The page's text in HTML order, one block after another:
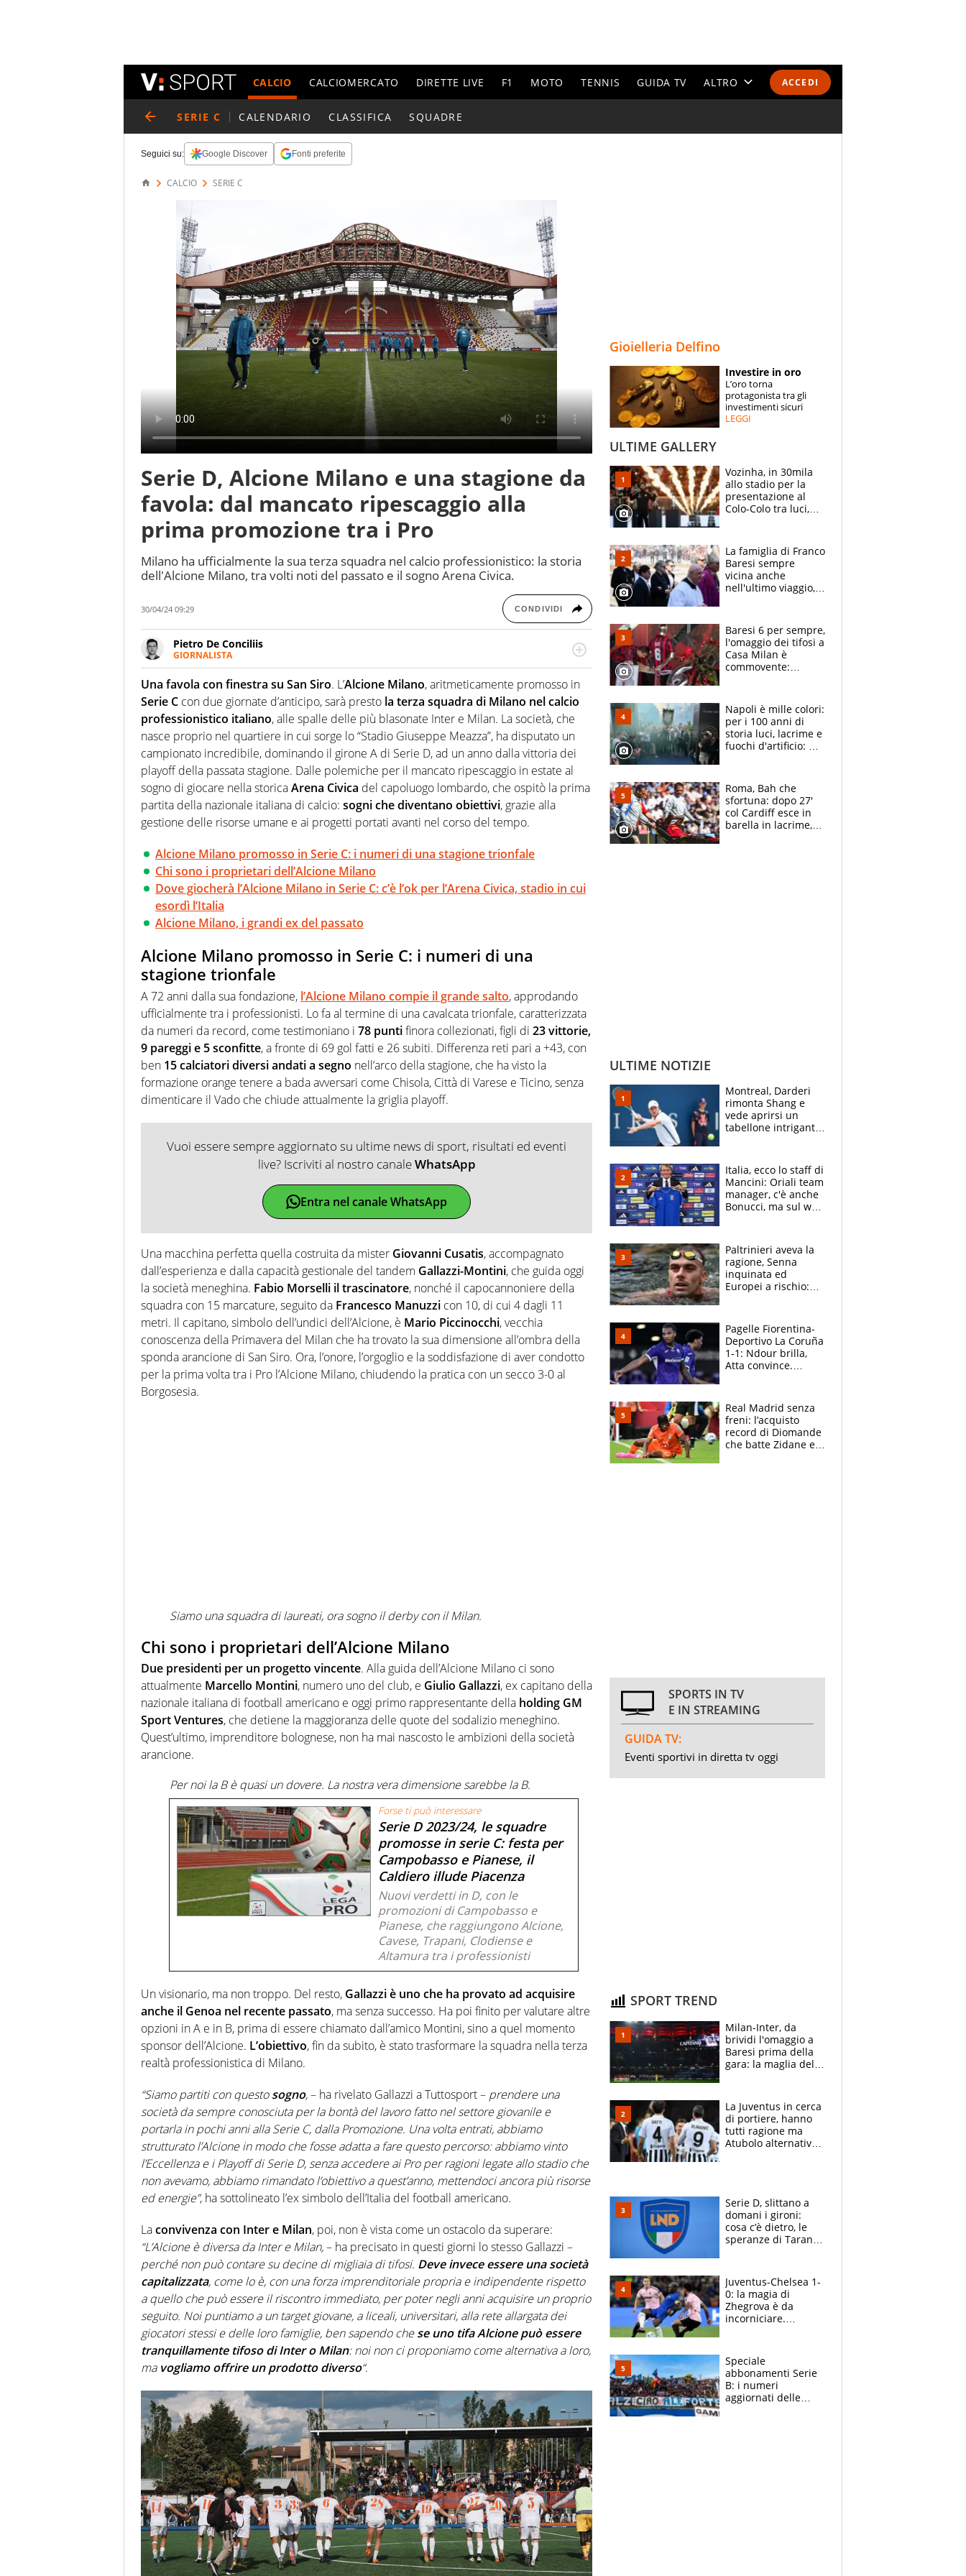
ACCEDI
CALCIO CALCIOMERCATO DIRETTE LIVE F1 MOTO TENNIS GUIDA TV ALTRO
ESPERTI
CONTATTI
SERIE C CALENDARIO CLASSIFICA SQUADRE
Seguici su: Google Discover Fonti preferite
CALCIO SERIE C
Serie D, Alcione Milano e una stagione da
favola: dal mancato ripescaggio alla
prima promozione tra i Pro
Milano ha ufficialmente la sua terza squadra nel calcio professionistico: la storia
dell'Alcione Milano, tra volti noti del passato e il sogno Arena Civica.
30/04/24 09:29 CONDIVIDI
Pietro De Conciliis
GIORNALISTA
Giornalista pubblicista e speaker radiofonico, per Virgilio Sport si occupa di calcio con
uno sguardo attento e competente sui campionati di Serie B e Serie C
Una favola con finestra su San Siro. L’Alcione Milano, aritmeticamente promosso in
Serie C con due giornate d’anticipo, sarà presto la terza squadra di Milano nel calcio
professionistico italiano, alle spalle delle più blasonate Inter e Milan. La società, che
nasce proprio nel quartiere in cui sorge lo “Stadio Giuseppe Meazza”, ha disputato un
campionato incredibile, dominando il girone A di Serie D, ad un anno dalla vittoria dei
playoff della passata stagione. Dalle polemiche per il mancato ripescaggio in estate al
sogno di giocare nella storicaArena Civica del capoluogo lombardo, che ospitò la prima
partita della nazionale italiana di calcio: sogni che diventano obiettivi, grazie alla
gestione delle risorse umane e ai progetti portati avanti nel corso del tempo.
Alcione Milano promosso in Serie C: i numeri di una stagione trionfale
Chi sono i proprietari dell’Alcione Milano
Dove giocherà l’Alcione Milano in Serie C: c’è l’ok per l’Arena Civica, stadio in cui
esordì l’Italia
Alcione Milano, i grandi ex del passato
Alcione Milano promosso in Serie C: i numeri di una
stagione trionfale
A 72 anni dalla sua fondazione, l’Alcione Milano compie il grande salto, approdando
ufficialmente tra i professionisti. Lo fa al termine di una cavalcata trionfale, caratterizzata
da numeri da record, come testimoniano i 78 puntifinora collezionati, figli di 23 vittorie,
9 pareggi e 5 sconfitte, a fronte di 69 gol fatti e 26 subiti. Differenza reti pari a +43, con
ben 15 calciatori diversi andati a segno nell’arco della stagione, che ha visto la
formazione orange tenere a bada avversari come Chisola, Città di Varese e Ticino, senza
dimenticare il Vado che chiude attualmente la griglia playoff.
Vuoi essere sempre aggiornato su ultime news di sport, risultati ed eventi
live? Iscriviti al nostro canaleWhatsApp
Entra nel canale WhatsApp
Una macchina perfetta quella costruita da mister Giovanni Cusatis, accompagnato
dall’esperienza e dalla capacità gestionale del tandem Gallazzi-Montini, che guida oggi
la società meneghina. Fabio Morselli il trascinatore, nonché il capocannoniere della
squadra con 15 marcature, seguito da Francesco Manuzzi con 10, di cui 4 dagli 11
metri. Il capitano, simbolo dell’undici dell’Alcione, è Mario Piccinocchi, vecchia
conoscenza della Primavera del Milan che ha trovato la sua dimensione all’ombra della
sponda arancione di San Siro. Ora, l’onore, l’orgoglio e la soddisfazione di aver condotto
per la prima volta tra i Pro l’Alcione Milano, chiudendo la pratica con un secco 3-0 al
Borgosesia.
Siamo una squadra di laureati, ora sogno il derby con il Milan.
Chi sono i proprietari dell’Alcione Milano
Due presidenti per un progetto vincente. Alla guida dell’Alcione Milano ci sono
attualmente Marcello Montini, numero uno del club, e Giulio Gallazzi, ex capitano della
nazionale italiana di football americano e oggi primo rappresentante della holding GM
Sport Ventures, che detiene la maggioranza delle quote del sodalizio meneghino.
Quest’ultimo, imprenditore bolognese, non ha mai nascosto le ambizioni della società
arancione.
Per noi la B è quasi un dovere. La nostra vera dimensione sarebbe la B.
Forse ti può interessare
Serie D 2023/24, le squadre
promosse in serie C: festa per
Campobasso e Pianese, il
Caldiero illude Piacenza
Nuovi verdetti in D, con le
promozioni di Campobasso e
Pianese, che raggiungono Alcione,
Cavese, Trapani, Clodiense e
Altamura tra i professionisti
Un visionario, ma non troppo. Del resto, Gallazzi è uno che ha provato ad acquisire
anche il Genoa nel recente passato, ma senza successo. Ha poi finito per valutare altre
opzioni in A e in B, prima di essere chiamato dall’amico Montini, sino a quel momento
sponsor dell’Alcione. L’obiettivo, fin da subito, è stato trasformare la squadra nella terza
realtà professionistica di Milano.
“Siamo partiti con questosogno,– ha rivelato Gallazzi a Tuttosport – prendere una
società da sempre conosciuta per la bontà del lavoro fatto nel settore giovanile e
portarla in pochi anni alla Serie C, dalla Promozione. Una volta entrati, abbiamo
strutturato l’Alcione in modo che fosse adatta a fare questo percorso: abbiamo vinto
l’Eccellenza e i Playoff di Serie D, senza accedere ai Pro per ragioni legate allo stadio che
non avevamo, abbiamo rimandato l’obiettivo a quest’anno, mettendoci ancora più risorse
ed energie”, ha sottolineato l’ex simbolo dell’Italia del football americano.
Laconvivenza con Inter e Milan, poi, non è vista come un ostacolo da superare:
“L’Alcione è diversa da Inter e Milan,– ha precisato in questi giorni lo stesso Gallazzi –
perché non può contare su decine di migliaia di tifosi. Deve invece essere una società
capitalizzata, come lo è, con una forza imprenditoriale propria e indipendente rispetto
a quello che può essere il riscontro immediato, per poter negli anni acquisire un proprio
seguito. Noi puntiamo a un target giovane, a liceali, universitari, alla rete allargata dei
giocatori stessi e delle loro famiglie, ben sapendo chese uno tifa Alcione può essere
tranquillamente tifoso di Inter o Milan: noi non ci proponiamo come alternativa a loro,
ma vogliamo offrire un prodotto diverso“.
Gioielleria Delfino
Investire in oro
L’oro torna
protagonista tra gli
investimenti sicuri
LEGGI
ULTIME GALLERY
Vozinha, in 30mila
allo stadio per la
presentazione al
Colo-Colo tra luci,
La famiglia di Franco
Baresi sempre
vicina anche
nell'ultimo viaggio,
circondati
dall'affetto dei tifosi
Baresi 6 per sempre,
l'omaggio dei tifosi a
Casa Milan è
commovente:
bigliettini
Napoli è mille colori:
per i 100 anni di
storia luci, lacrime e
fuochi d'artificio: De
Roma, Bah che
sfortuna: dopo 27'
col Cardiff esce in
barella in lacrime,
ULTIME NOTIZIE
Montreal, Darderi
rimonta Shang e
vede aprirsi un
tabellone intrigante:
felice del mio livello"
Italia, ecco lo staff di
Mancini: Oriali team
manager, c'è anche
Bonucci, ma sul web
Paltrinieri aveva la
ragione, Senna
inquinata ed
Europei a rischio:
adesso
Pagelle Fiorentina-
Deportivo La Coruña
1-1: Ndour brilla,
Atta convince.
Real Madrid senza
freni: l’acquisto
record di Diomande
che batte Zidane e
SPORTS IN TV
E IN STREAMING
GUIDA TV:
Eventi sportivi in diretta tv oggi
SPORT TREND
Milan-Inter, da
brividi l'omaggio a
Baresi prima della
gara: la maglia del
La Juventus in cerca
di portiere, hanno
tutti ragione ma
Atubolo alternativa
Serie D, slittano a
domani i gironi:
cosa c’è dietro, le
speranze di Taranto
Juventus-Chelsea 1-
0: la magia di
Zhegrova è da
incorniciare.
ancora, la porta
inviolata
Speciale
abbonamenti Serie
B: i numeri
aggiornati delle